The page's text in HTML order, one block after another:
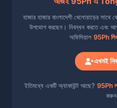
হাজার হাজার বাংলাদেশী খেলোয়াড়ের সাথে
উপভোগ করছেন। নিবন্ধন করতে এবং
অফিসিয়াল 95Ph
এখনই
ইতিমধ্যে একটি অ্যাকাউন্ট আছে? 95Ph